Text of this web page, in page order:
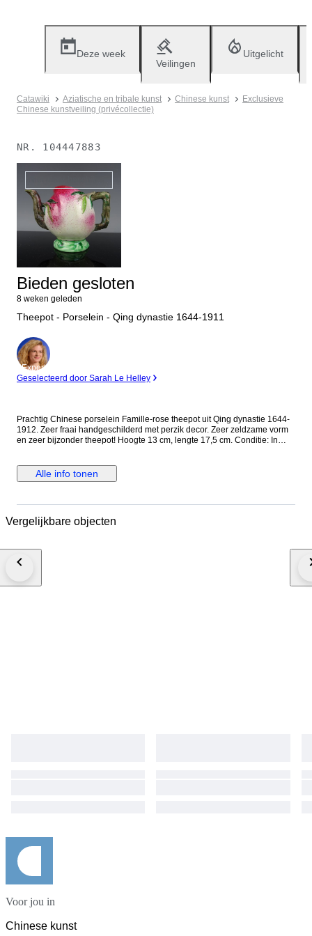
Deze week
Veilingen
Uitgelicht
Catawiki Aziatische en tribale kunst Chinese kunst
Exclusieve
Chinese kunstveiling (privécollectie)
NR. 104447883
Bieden gesloten
8 weken geleden
Theepot - Porselein - Qing dynastie 1644-1911
Expert
Geselecteerd door Sarah Le Helley
Prachtig Chinese porselein Famille-rose theepot uit Qing dynastie 1644-
1912. Zeer fraai handgeschilderd met perzik decor. Zeer zeldzame vorm
en zeer bijzonder theepot! Hoogte 13 cm, lengte 17,5 cm. Conditie: In
verzonden.
Alle info tonen
Vergelijkbare objecten
Voor jou in
Chinese kunst